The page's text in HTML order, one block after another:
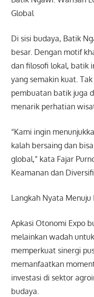
Global
Di sisi budaya, Batik
besar. Dengan motif
dan filosofi lokal, batik
yang semakin kuat.
pembuatan batik juga
menarik perhatian
“Kami ingin
kalah bersaing dan
global,” kata Fajar
Keamanan dan
Langkah Nyata
Apkasi Otonomi Expo
melainkan wadah
memperkuat sinergi
memanfaatkan
investasi di sektor
budaya.